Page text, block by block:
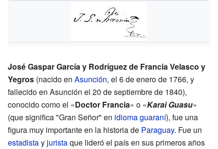
José Gaspar García y Rodríguez de Francia Velasco y
Yegros (nacido en Asunción, el 6 de enero de 1766, y
fallecido en Asunción el 20 de septiembre de 1840),
conocido como el «Doctor Francia» o «Karai Guasu»
(que significa "Gran Señor" en idioma guaraní), fue una
figura muy importante en la historia de Paraguay. Fue un
estadistay juristaque lideró el país en sus primeros años